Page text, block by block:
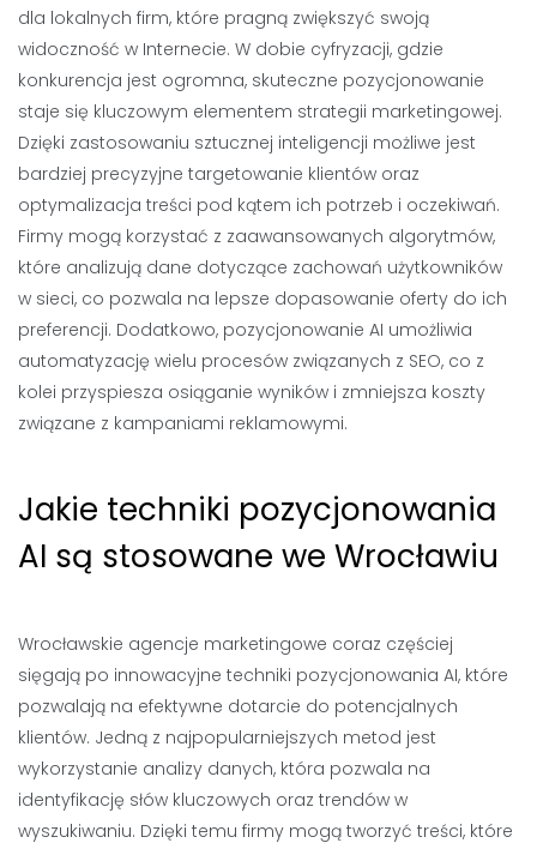
dla lokalnych firm, które pragną zwiększyć swoją
widoczność w Internecie. W dobie cyfryzacji, gdzie
konkurencja jest ogromna, skuteczne pozycjonowanie
staje się kluczowym elementem strategii marketingowej.
Dzięki zastosowaniu sztucznej inteligencji możliwe jest
bardziej precyzyjne targetowanie klientów oraz
optymalizacja treści pod kątem ich potrzeb i oczekiwań.
Firmy mogą korzystać z zaawansowanych algorytmów,
które analizują dane dotyczące zachowań użytkowników
w sieci, co pozwala na lepsze dopasowanie oferty do ich
preferencji. Dodatkowo, pozycjonowanie AI umożliwia
automatyzację wielu procesów związanych z SEO, co z
kolei przyspiesza osiąganie wyników i zmniejsza koszty
związane z kampaniami reklamowymi.
Jakie techniki pozycjonowania
AI są stosowane we Wrocławiu
Wrocławskie agencje marketingowe coraz częściej
sięgają po innowacyjne techniki pozycjonowania AI, które
pozwalają na efektywne dotarcie do potencjalnych
klientów. Jedną z najpopularniejszych metod jest
wykorzystanie analizy danych, która pozwala na
identyfikację słów kluczowych oraz trendów w
wyszukiwaniu. Dzięki temu firmy mogą tworzyć treści, które